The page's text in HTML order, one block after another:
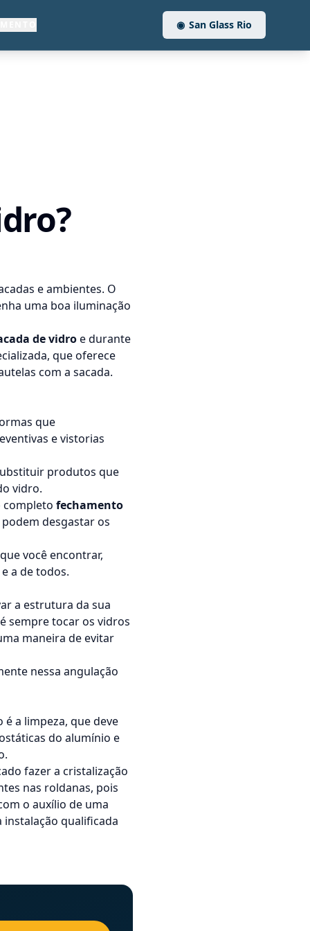
◉ San Glass Rio
e ambientes. O
uma boa iluminação
de vidroe durante
que oferece
com a sacada.
que
e vistorias
produtos que
vidro.
completo fechamento
desgastar os
você encontrar,
a de todos.
a estrutura da sua
sempre tocar os vidros
maneira de evitar
nessa angulação
é a limpeza, que deve
do alumínio e
fazer a cristalização
nas roldanas, pois
o auxílio de uma
instalação qualificada